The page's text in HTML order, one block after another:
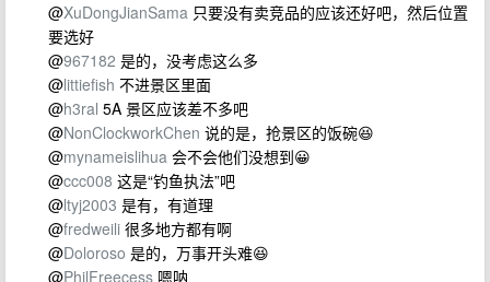
@XuDongJianSama 只要没有卖竞品的应该还好吧，然后位置
要选好
@967182 是的，没考虑这么多
@littiefish 不进景区里面
@h3ral 5A 景区应该差不多吧
@NonClockworkChen 说的是，抢景区的饭碗😆
@mynameislihua 会不会他们没想到😀
@ccc008 这是“钓鱼执法”吧
@ltyj2003 是有，有道理
@fredweili 很多地方都有啊
@Doloroso 是的，万事开头难😆
@PhilFreecess 嗯呐